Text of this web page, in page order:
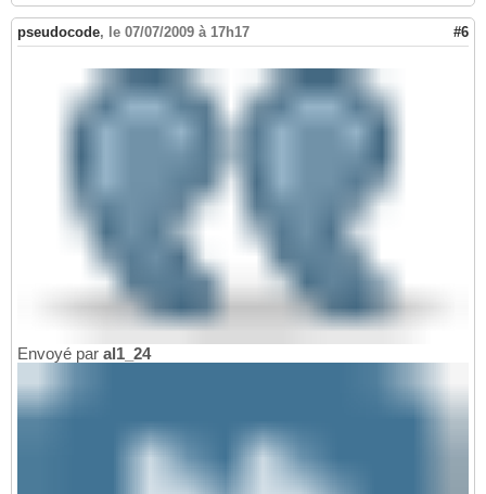
pseudocode, le 07/07/2009 à 17h17 #6
Envoyé par al1_24